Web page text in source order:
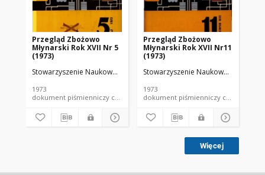
Przegląd Zbożowo
Młynarski Rok XVII Nr 5
(1973)
Stowarzyszenie Naukowo-Techniczne Inżynierów i Techników
1973
dokument piśmienniczy czasopismo
Przegląd Zbożowo
Młynarski Rok XVII Nr11
(1973)
Stowarzyszenie Naukowo-
1973
dokument piśmienniczy czasopismo
Więcej